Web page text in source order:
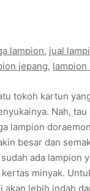
lampion, jual
jepang, lampion
tokoh kartun
Nah,
lampion
besar dan
ada lampion
minyak.
akan lebih indah